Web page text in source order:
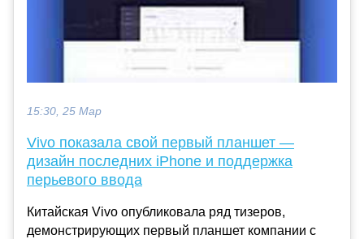
15:30, 25 Мар
Vivo показала свой первый планшет —
дизайн последних iPhone и поддержка
перьевого ввода
Китайская Vivo опубликовала ряд тизеров,
демонстрирующих первый планшет компании с